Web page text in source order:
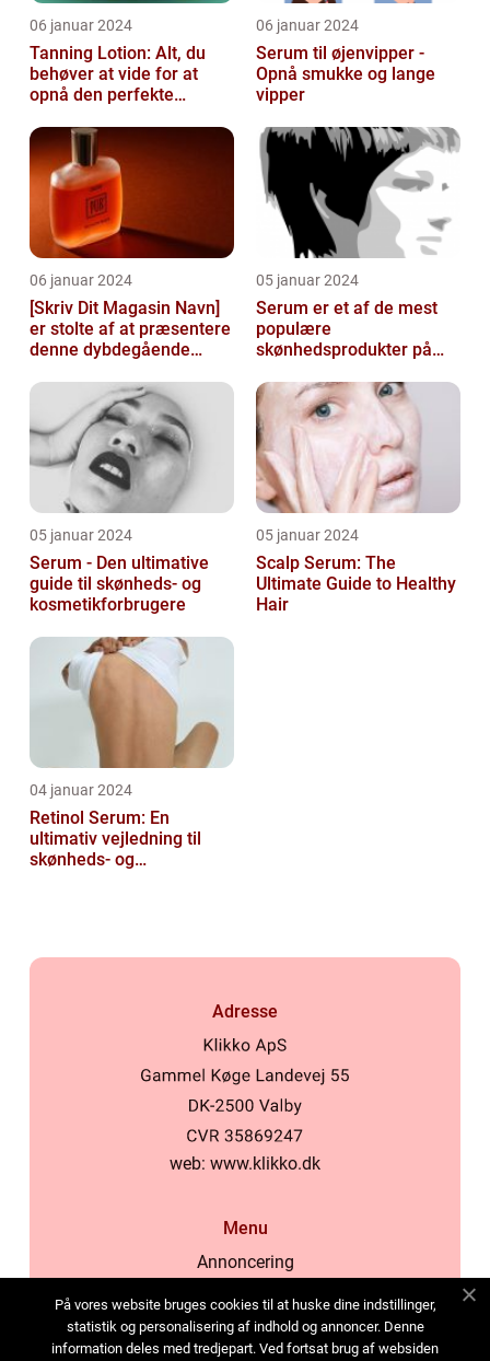
06 januar 2024
Tanning Lotion: Alt, du
behøver at vide for at
opnå den perfekte
06 januar 2024
Serum til øjenvipper -
Opnå smukke og lange
vipper
06 januar 2024
[Skriv Dit Magasin Navn]
er stolte af at præsentere
denne dybdegående
05 januar 2024
Serum er et af de mest
populære
skønhedsprodukter på
ansigt er en vigtig de...
05 januar 2024
Serum - Den ultimative
guide til skønheds- og
kosmetikforbrugere
05 januar 2024
Scalp Serum: The
Ultimate Guide to Healthy
Hair
04 januar 2024
Retinol Serum: En
ultimativ vejledning til
skønheds- og
Adresse
web: www.klikko.dk
Menu
Annoncering
Cookies
Kontakt os
På vores website bruges cookies til at huske dine indstillinger,
statistik og personalisering af indhold og annoncer. Denne
information deles med tredjepart. Ved fortsat brug af websiden